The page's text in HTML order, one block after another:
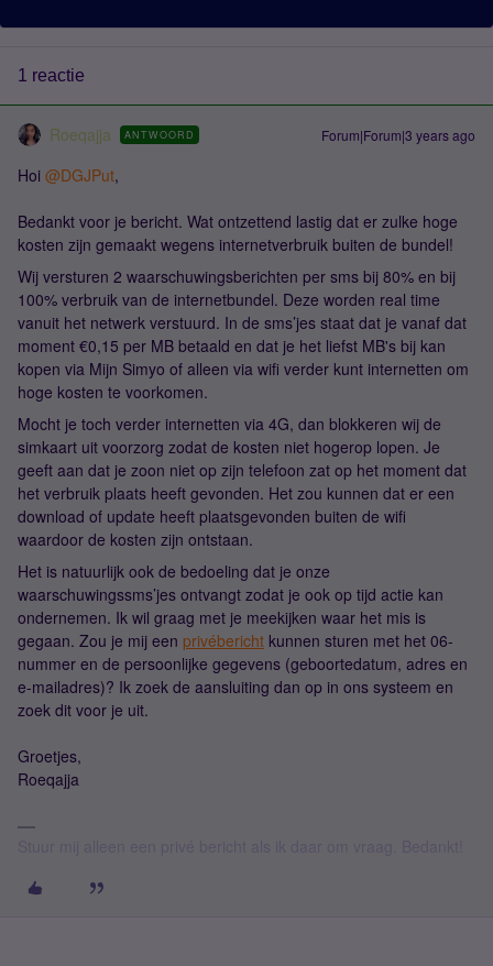
1 reactie
Roeqajja ANTWOORD Forum|Forum|3 years ago
Hoi @DGJPut,
Bedankt voor je bericht. Wat ontzettend lastig dat er zulke hoge
kosten zijn gemaakt wegens internetverbruik buiten de bundel!
Wij versturen 2 waarschuwingsberichten per sms bij 80% en bij
100% verbruik van de internetbundel. Deze worden real time
vanuit het netwerk verstuurd. In de sms’jes staat dat je vanaf dat
moment €0,15 per MB betaald en dat je het liefst MB's bij kan
kopen via Mijn Simyo of alleen via wifi verder kunt internetten om
hoge kosten te voorkomen.
Mocht je toch verder internetten via 4G, dan blokkeren wij de
simkaart uit voorzorg zodat de kosten niet hogerop lopen. Je
geeft aan dat je zoon niet op zijn telefoon zat op het moment dat
het verbruik plaats heeft gevonden. Het zou kunnen dat er een
download of update heeft plaatsgevonden buiten de wifi
waardoor de kosten zijn ontstaan.
Het is natuurlijk ook de bedoeling dat je onze
waarschuwingssms’jes ontvangt zodat je ook op tijd actie kan
ondernemen. Ik wil graag met je meekijken waar het mis is
gegaan. Zou je mij een privébericht kunnen sturen met het 06-
nummer en de persoonlijke gegevens (geboortedatum, adres en
e-mailadres)? Ik zoek de aansluiting dan op in ons systeem en
zoek dit voor je uit.
Groetjes,
Roeqajja